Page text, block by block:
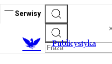
Serwisy
Publicystyka